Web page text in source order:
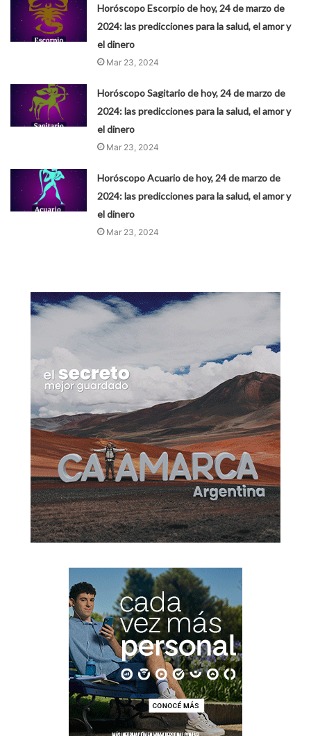
Horóscopo Escorpio de hoy, 24 de marzo de
2024: las predicciones para la salud, el amor y
el dinero
Mar 23, 2024
Horóscopo Sagitario de hoy, 24 de marzo de
2024: las predicciones para la salud, el amor y
el dinero
Mar 23, 2024
Horóscopo Acuario de hoy, 24 de marzo de
2024: las predicciones para la salud, el amor y
el dinero
Mar 23, 2024